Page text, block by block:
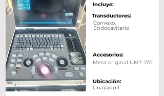
Incluye:
Accesorios:
Mesa original UMT-170.
Ubicación:
Guayaquil
Transductores:
Convexo,
Endocavitario